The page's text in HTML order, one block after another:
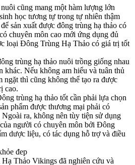
cũng mang một hàm lượng lớn
học tương tự trong tự nhiên thậm
sản xuất được đông trùng hạ thảo có
chuyên môn cao mới ứng dụng đủ
loại Đông Trùng Hạ Thảo có giá trị tốt
trùng hạ thảo nuôi trồng giống nhau
khác. Nếu không am hiểu và tuân thủ
thì cũng không thể tạo ra được
cao.
trùng hạ thảo tốt cần phải lựa chọn
phẩm được thương mại phải có
ra, không nên tùy tiện sử dụng
người có chuyên môn bởi Đông
dược liệu, có tác dụng hỗ trợ và điều
đep
Thảo Vikings đã nghiên cứu và